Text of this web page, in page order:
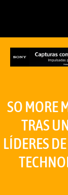
SO MORE
TRAS
LÍDERES